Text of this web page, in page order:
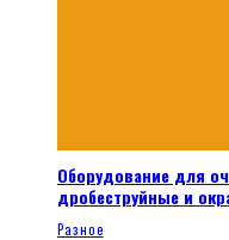
Оборудование для
дробеструйные и
Разное